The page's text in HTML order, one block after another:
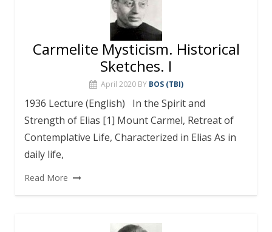
Carmelite Mysticism. Historical
Sketches. I
April 2020 BY BOS (TBI)
1936 Lecture (English) In the Spirit and
Strength of Elias [1] Mount Carmel, Retreat of
Contemplative Life, Characterized in Elias As in
daily life,
Read More